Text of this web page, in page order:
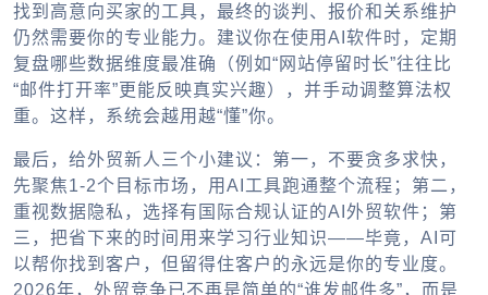
找到高意向买家的工具，最终的谈判、报价和关系维护
仍然需要你的专业能力。建议你在使用AI软件时，定期
复盘哪些数据维度最准确（例如“网站停留时长”往往比
“邮件打开率”更能反映真实兴趣），并手动调整算法权
重。这样，系统会越用越“懂”你。
最后，给外贸新人三个小建议：第一，不要贪多求快，
先聚焦1-2个目标市场，用AI工具跑通整个流程；第二，
重视数据隐私，选择有国际合规认证的AI外贸软件；第
三，把省下来的时间用来学习行业知识——毕竟，AI可
以帮你找到客户，但留得住客户的永远是你的专业度。
2026年，外贸竞争已不再是简单的“谁发邮件多”，而是